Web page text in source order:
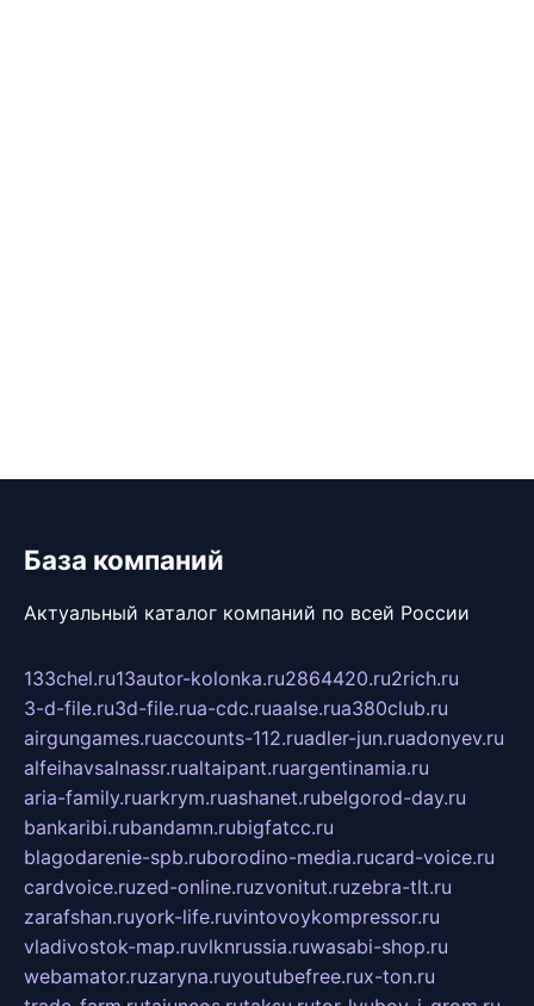
База компаний
Актуальный каталог компаний по всей России
133chel.ru13autor-kolonka.ru2864420.ru2rich.ru
3-d-file.ru3d-file.rua-cdc.ruaalse.rua380club.ru
airgungames.ruaccounts-112.ruadler-jun.ruadonyev.ru
alfeihavsalnassr.rualtaipant.ruargentinamia.ru
aria-family.ruarkrym.ruashanet.rubelgorod-day.ru
bankaribi.rubandamn.rubigfatcc.ru
blagodarenie-spb.ruborodino-media.rucard-voice.ru
cardvoice.ruzed-online.ruzvonitut.ruzebra-tlt.ru
zarafshan.ruyork-life.ruvintovoykompressor.ru
vladivostok-map.ruvlknrussia.ruwasabi-shop.ru
webamator.ruzaryna.ruyoutubefree.rux-ton.ru